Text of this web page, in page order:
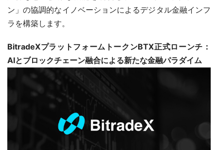
ン」の協調的なイノベーションによるデジタル金融インフ
ラを構築します。
BitradeXプラットフォームトークンBTX正式ローンチ：
AIとブロックチェーン融合による新たな金融パラダイム